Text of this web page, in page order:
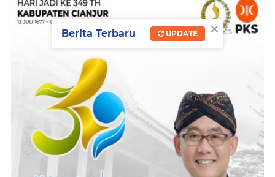
×
Berita Terbaru UPDATE